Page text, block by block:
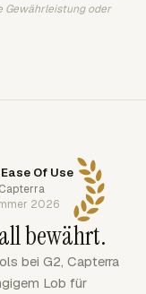
Gewährleistung oder
Of Use
Capterra
2026
bewährt.
bei G2, Capterra
Lob für